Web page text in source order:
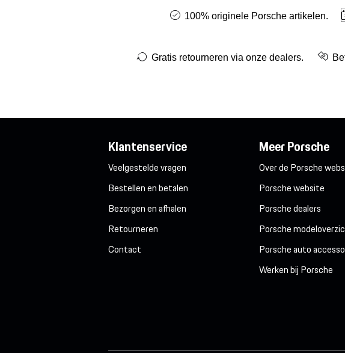
100% originele Porsche artikelen.
Gratis retourneren via onze dealers.
Klantenservice
Veelgestelde vragen
Bestellen en betalen
Bezorgen en afhalen
Retourneren
Contact
Meer Porsche
Over de Porsche
Porsche website
Porsche dealers
Porsche
Porsche auto
Werken bij Porsche